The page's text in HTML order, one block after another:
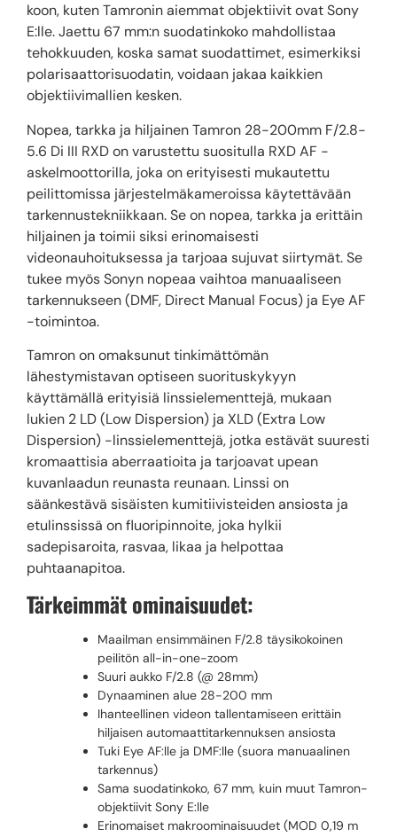
koon, kuten Tamronin aiemmat objektiivit ovat Sony
E:lle. Jaettu 67 mm:n suodatinkoko mahdollistaa
tehokkuuden, koska samat suodattimet, esimerkiksi
polarisaattorisuodatin, voidaan jakaa kaikkien
objektiivimallien kesken.
Nopea, tarkka ja hiljainen Tamron 28-200mm F/2.8-
5.6 Di III RXD on varustettu suositulla RXD AF -
askelmoottorilla, joka on erityisesti mukautettu
peilittomissa järjestelmäkameroissa käytettävään
tarkennustekniikkaan. Se on nopea, tarkka ja erittäin
hiljainen ja toimii siksi erinomaisesti
videonauhoituksessa ja tarjoaa sujuvat siirtymät. Se
tukee myös Sonyn nopeaa vaihtoa manuaaliseen
tarkennukseen (DMF, Direct Manual Focus) ja Eye AF
-toimintoa.
Tamron on omaksunut tinkimättömän
lähestymistavan optiseen suorituskykyyn
käyttämällä erityisiä linssielementtejä, mukaan
lukien 2 LD (Low Dispersion) ja XLD (Extra Low
Dispersion) -linssielementtejä, jotka estävät suuresti
kromaattisia aberraatioita ja tarjoavat upean
kuvanlaadun reunasta reunaan. Linssi on
säänkestävä sisäisten kumitiivisteiden ansiosta ja
etulinssissä on fluoripinnoite, joka hylkii
sadepisaroita, rasvaa, likaa ja helpottaa
puhtaanapitoa.
Tärkeimmät ominaisuudet:
Maailman ensimmäinen F/2.8 täysikokoinen
peilitön all-in-one-zoom
Suuri aukko F/2.8 (@ 28mm)
Dynaaminen alue 28-200 mm
Ihanteellinen videon tallentamiseen erittäin
hiljaisen automaattitarkennuksen ansiosta
Tuki Eye AF:lle ja DMF:lle (suora manuaalinen
tarkennus)
Sama suodatinkoko, 67 mm, kuin muut Tamron-
objektiivit Sony E:lle
Erinomaiset makroominaisuudet (MOD 0,19 m